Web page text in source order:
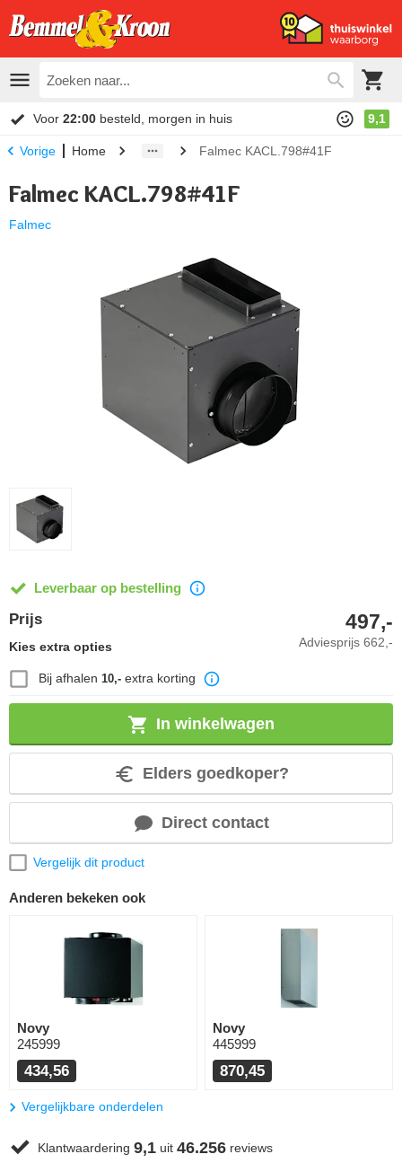
Voor 22:00 besteld, morgen in huis 9,1
Vorige Home Falmec KACL.798#41F
Falmec KACL.798#41F
Falmec
Leverbaar op bestelling
Prijs
Adviesprijs 662,-
497,-
Kies extra opties
Bij afhalen 10,-extra korting
In winkelwagen
Elders goedkoper?
Direct contact
Vergelijk dit product
Anderen bekeken ook
Novy
245999
434,56
Novy
445999
870,45
Vergelijkbare onderdelen
Klantwaardering 9,1 uit 46.256 reviews